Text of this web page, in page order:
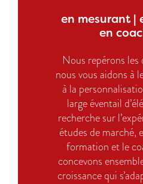
en mesurant |
en
Nous repérons
nous vous aidons à
à la
large éventail
recherche sur
études de marché,
formation et le
concevons
croissance qui